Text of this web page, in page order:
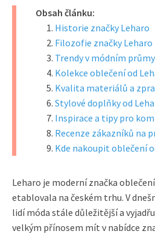
Obsah článku:
Historie značky Leharo
Filozofie značky Leharo
Trendy v módním
Kolekce oblečení od
Kvalita materiálů a
Stylové doplňky od
Inspirace a tipy pro
Recenze zákazníků na
Kde nakoupit oblečení
Leharo je moderní značka
etablovala na českém trhu. V
lidí móda stále důležitější a
velkým přínosem mít v nabídce